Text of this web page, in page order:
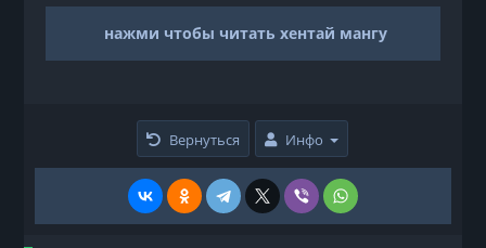
нажми чтобы читать хентай мангу
Вернуться Инфо